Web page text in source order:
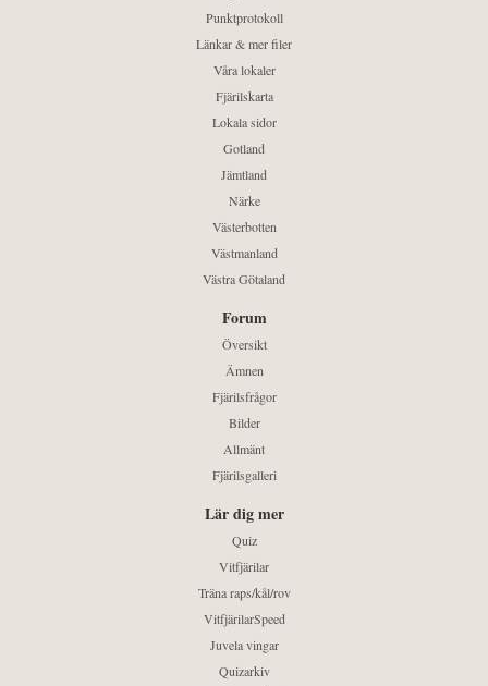
Punktprotokoll
Länkar & mer filer
Våra lokaler
Fjärilskarta
Lokala sidor
Gotland
Jämtland
Närke
Västerbotten
Västmanland
Västra Götaland
Forum
Översikt
Ämnen
Fjärilsfrågor
Bilder
Allmänt
Fjärilsgalleri
Lär dig mer
Quiz
Vitfjärilar
Träna raps/kål/rov
VitfjärilarSpeed
Juvela vingar
Quizarkiv